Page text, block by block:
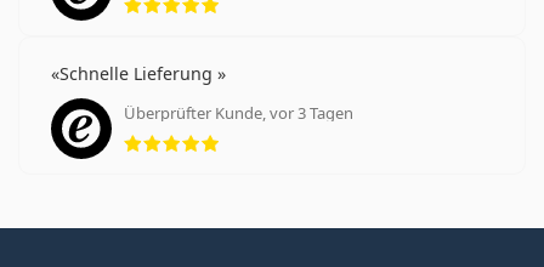
Schnelle Lieferung
Überprüfter Kunde, vor 3 Tagen
Bewertung 5 aus 5